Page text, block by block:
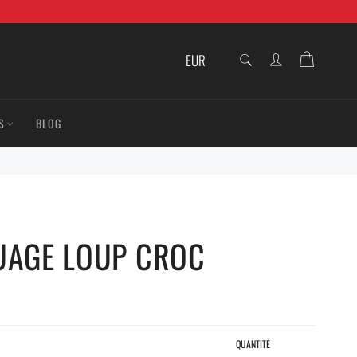
Recherche
BLOG
LOUP CROC
QUANTITÉ